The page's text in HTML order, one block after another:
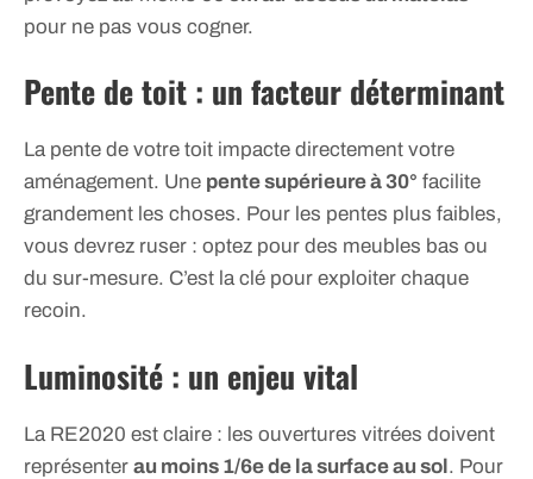
pour ne pas vous cogner.
Pente de toit : un facteur déterminant
La pente de votre toit impacte directement votre
aménagement. Une pente supérieure à 30° facilite
grandement les choses. Pour les pentes plus faibles,
vous devrez ruser : optez pour des meubles bas ou
du sur-mesure. C’est la clé pour exploiter chaque
recoin.
Luminosité : un enjeu vital
La RE2020 est claire : les ouvertures vitrées doivent
représenter au moins 1/6e de la surface au sol. Pour